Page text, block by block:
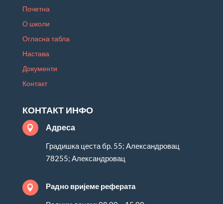
Почетна
О школи
Огласна табла
Настава
Документи
Контакт
КОНТАКТ ИНФО
 Адреса
Градишка цеста бр. 55; Александровац
78255; Александровац
 Радно вријеме реферата